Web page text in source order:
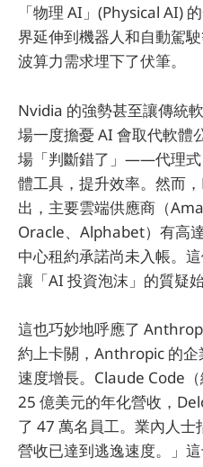
「物理 AI」(Physical AI)
界延伸到機器人和自動駕
波算力需求埋下了伏筆。
Nvidia 的強勢甚至讓傳統
場一度擔憂 AI 會取代軟體
場「判斷錯了」——代理式
體工具，提升效率。然而
出，主要雲端供應商（
Oracle、Alphabet）有高
中心租約承諾尚未入帳。
讓「AI 投資泡沫」的質疑
這也巧妙地呼應了
約上卡關，Anthropic 的企
速度增長。Claude Code
25 億美元的年化營收，
了 47 萬名員工。業內人
營收已達到逃逸速度。」